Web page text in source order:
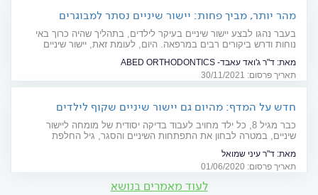
מהר יותר, מביך פחות: יישור שיניים נסתר למבוגרים
בעבר נהגו לבצע יישור שיניים בעיקר לילדים, בתהליך שהיה כרוך באי
נוחות ודרש ביקורים רבים במרפאה. היום, לעומת זאת, יישור שיניים
מאת: ד"ר ג'ואד עאבד- ABED ORTHODONTICS
תאריך פרסום: 30/11/2021
חדש על המדף: מהיום גם יישור שיניים שקוף לילדים
כבר מגיל 8, כל ילד מחויב לעבוד בדיקה יסודית של מומחה ליישור
שיניים, במטרה לבחון את התפתחות השיניים והסגר, גיל החלפת
תוביל אותנו לטיפול יישור שיניים קצר (טיפול שלב ראשון), למרות שטרם
התחלפו כל השיניים החלביות בקבועות. רוב הנבדקים לא מתחילים
שיניים רק מאוחר יותר, לקראת החלפת השיניים החלביות בקבועות,
מאת: ד"ר עיני שמואל
תאריך פרסום: 01/06/2020
לעוד מאמרים בנושא